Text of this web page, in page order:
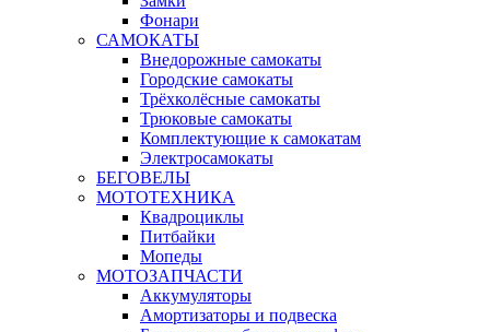
Фонари
САМОКАТЫ
Внедорожные самокаты
Городские самокаты
Трёхколёсные самокаты
Трюковые самокаты
Комплектующие к самокатам
Электросамокаты
БЕГОВЕЛЫ
МОТОТЕХНИКА
Квадроциклы
Питбайки
Мопеды
МОТОЗАПЧАСТИ
Аккумуляторы
Амортизаторы и подвеска